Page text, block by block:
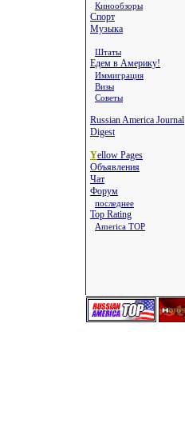
Кинообзоры
Спорт
Музыка
Штаты
Едем в Америку!
Иммиграция
Визы
Советы
Russian America Journal
Digest
Yellow Pages
Объявления
Чат
Форум
последнее
Top Rating
America TOP